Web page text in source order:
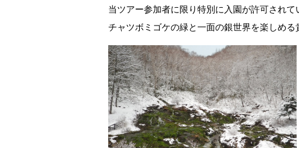
当ツアー参加者に限り特別に入園が許可されて
チャツボミゴケの緑と一面の銀世界を楽しめる